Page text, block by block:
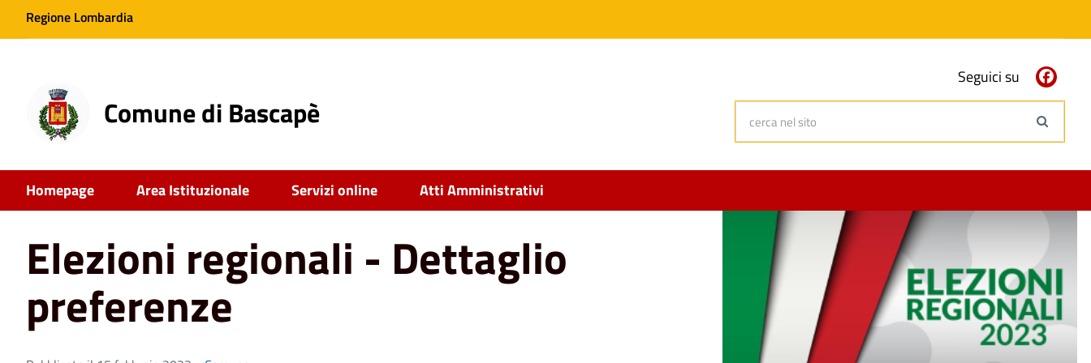
Regione Lombardia
Comune di Bascapè
Seguici su
Homepage Area Istituzionale Servizi online Atti Amministrativi
Home News Elezioni regionali - Dettaglio preferenze
Elezioni regionali - Dettaglio
preferenze